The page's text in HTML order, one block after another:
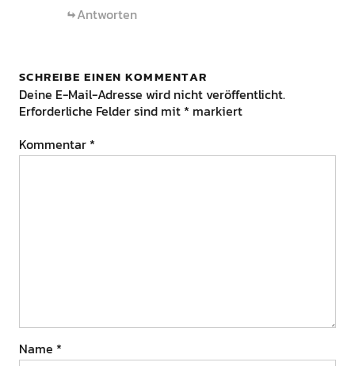
Antworten
SCHREIBE EINEN KOMMENTAR
Deine E-Mail-Adresse wird nicht veröffentlicht.
Erforderliche Felder sind mit * markiert
Kommentar *
Name *